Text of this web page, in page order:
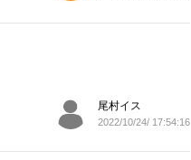
尾村イス
2022/10/24/ 17:54:16